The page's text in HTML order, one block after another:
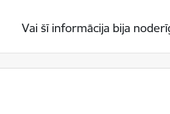
Vai šī informācija bija